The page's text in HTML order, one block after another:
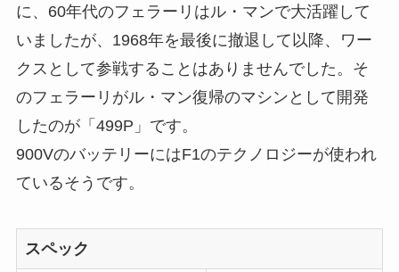
に、60年代のフェラーリはル・マンで大活躍して
いましたが、1968年を最後に撤退して以降、ワー
クスとして参戦することはありませんでした。そ
のフェラーリがル・マン復帰のマシンとして開発
したのが「499P」です。
900VのバッテリーにはF1のテクノロジーが使われ
ているそうです。
スペック